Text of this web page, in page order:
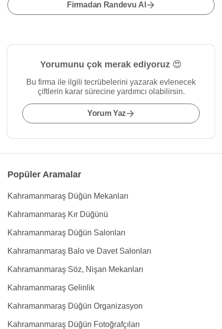
Firmadan Randevu Al
Yorumunu çok merak ediyoruz 😍
Bu firma ile ilgili tecrübelerini yazarak evlenecek
çiftlerin karar sürecine yardımcı olabilirsin.
Yorum Yaz
Popüler Aramalar
Kahramanmaraş Düğün Mekanları
Kahramanmaraş Kır Düğünü
Kahramanmaraş Düğün Salonları
Kahramanmaraş Balo ve Davet Salonları
Kahramanmaraş Söz, Nişan Mekanları
Kahramanmaraş Gelinlik
Kahramanmaraş Düğün Organizasyon
Kahramanmaraş Düğün Fotoğrafçıları